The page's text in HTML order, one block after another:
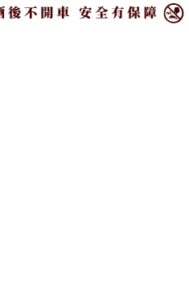
了，常吃這幾物，吃走大